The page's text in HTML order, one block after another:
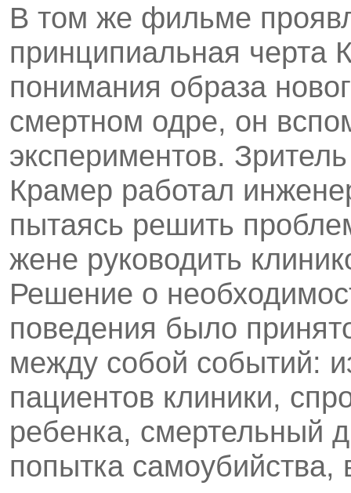
В том же фильме
принципиальная черта
понимания образа
смертном одре, он
экспериментов.
Крамер работал
пытаясь решить
жене руководить
Решение о
поведения было
между собой событий:
пациентов клиники,
ребенка, смертельный
попытка